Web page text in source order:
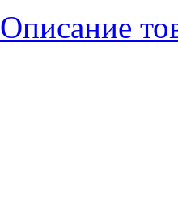
Описание